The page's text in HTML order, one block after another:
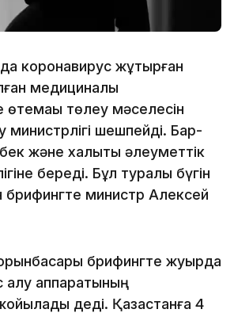
коронавирус жұқтырған
медициналық
өтемақы төлеу мәселесін
министрлігі шешпейді. Бар-
және халықты әлеуметтік
береді. Бұл туралы бүгін
брифингте министр Алексей
брифингте жуырда
аппаратының
деді. Қазақстанға 4